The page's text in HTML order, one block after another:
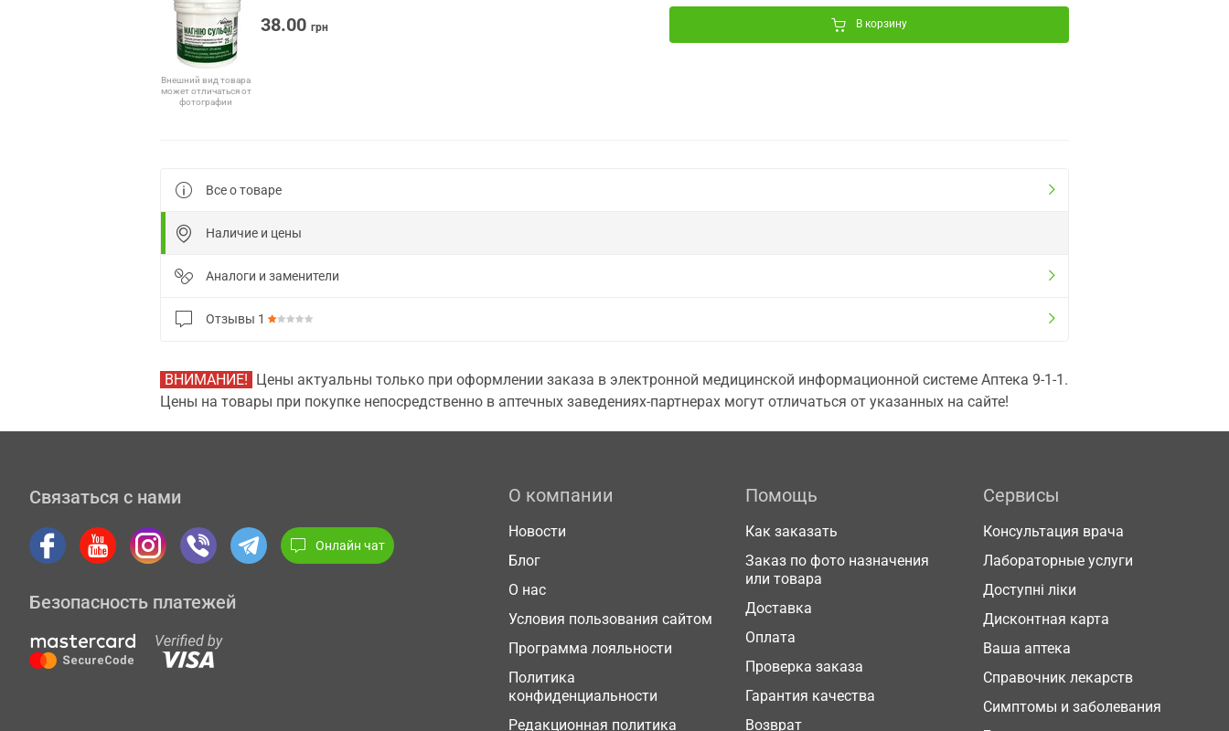
Внешний вид товара
может отличаться от
фотографии
38.00 грн В корзину
Все о товаре
Наличие и цены
Аналоги и заменители
Отзывы 1
ВНИМАНИЕ! Цены актуальны только при оформлении заказа в электронной медицинской информационной системе Аптека 9-1-1.
Цены на товары при покупке непосредственно в аптечных заведениях-партнерах могут отличаться от указанных на сайте!
Связаться с нами
Онлайн чат
Безопасность платежей
О компании
Новости
Блог
О нас
Условия пользования сайтом
Программа лояльности
Политика
конфиденциальности
Редакционная политика
Помощь
Как заказать
Заказ по фото назначения
или товара
Доставка
Оплата
Проверка заказа
Гарантия качества
Возврат
Сервисы
Консультация врача
Лабораторные услуги
Доступні ліки
Дисконтная карта
Ваша аптека
Справочник лекарств
Симптомы и заболевания